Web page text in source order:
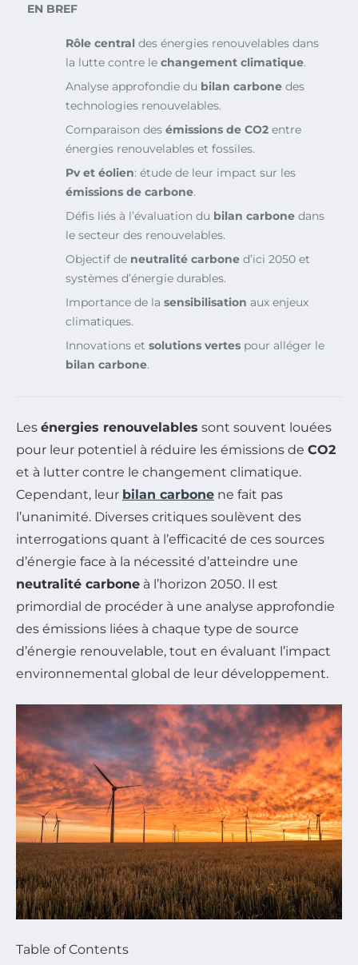
EN BREF
Rôle central des énergies renouvelables dans
la lutte contre le changement climatique.
Analyse approfondie du bilan carbone des
technologies renouvelables.
Comparaison des émissions de CO2 entre
énergies renouvelables et fossiles.
Pv et éolien: étude de leur impact sur les
émissions de carbone.
Défis liés à l’évaluation du bilan carbone dans
le secteur des renouvelables.
Objectif de neutralité carbone d’ici 2050 et
systèmes d’énergie durables.
Importance de la sensibilisation aux enjeux
climatiques.
Innovations et solutions vertes pour alléger le
bilan carbone.
Les énergies renouvelables sont souvent louées
pour leur potentiel à réduire les émissions de CO2
et à lutter contre le changement climatique.
Cependant, leur bilan carbone ne fait pas
l’unanimité. Diverses critiques soulèvent des
interrogations quant à l’efficacité de ces sources
d’énergie face à la nécessité d’atteindre une
neutralité carbone à l’horizon 2050. Il est
primordial de procéder à une analyse approfondie
des émissions liées à chaque type de source
d’énergie renouvelable, tout en évaluant l’impact
environnemental global de leur développement.
Table of Contents